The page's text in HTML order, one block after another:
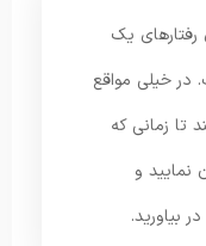
یک
در خیلی مواقع
تا زمانی که
نمایید و
بیاورید.